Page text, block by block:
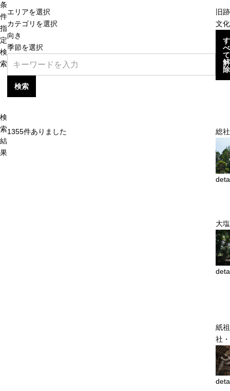
条
件
指
定
検
索
エリアを選択
カテゴリを選択
向き
季節を選択
検索
旧
文
す
べ
て
解
除
検
索
結
果
1355件ありました 総
大
紙
社